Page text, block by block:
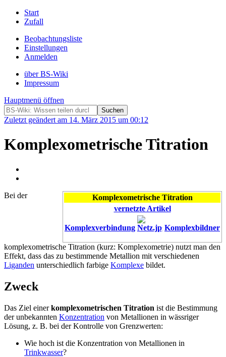
Start
Zufall
Beobachtungsliste
Einstellungen
Anmelden
über BS-Wiki
Impressum
Hauptmenü öffnen
Zuletzt geändert am 14. März 2015 um 00:12
Komplexometrische Titration
Komplexometrische Titration
vernetzte Artikel
Komplexverbindung Komplexbildner
Bei der
komplexometrische Titration (kurz: Komplexometrie) nutzt man den
Effekt, dass das zu bestimmende Metallion mit verschiedenen
Liganden unterschiedlich farbige Komplexe bildet.
Zweck
Das Ziel einerkomplexometrischen Titration ist die Bestimmung
der unbekannten Konzentration von Metallionen in wässriger
Lösung, z. B. bei der Kontrolle von Grenzwerten:
Wie hoch ist die Konzentration von Metallionen in
Trinkwasser?